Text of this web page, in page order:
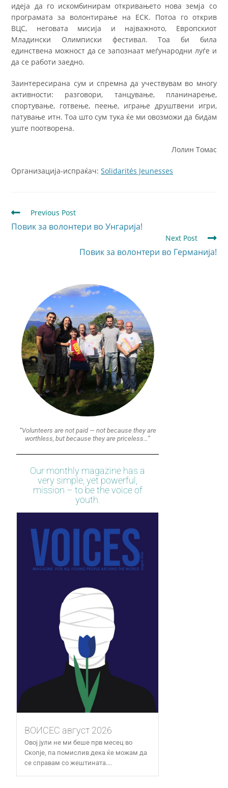
идеја да го искомбинирам откривањето нова земја со
програмата за волонтирање на ЕСК. Потоа го открив
ВЦС, неговата мисија и најважното, Европскиот
Младински Олимписки фестивал. Тоа би била
единствена можност да се запознаат меѓународни луѓе и
да се работи заедно.
Заинтересирана сум и спремна да учествувам во многу
активности: разговори, танцување, планинарење,
спортување, готвење, пеење, играње друштвени игри,
патување итн. Тоа што сум тука ќе ми овозможи да бидам
уште поотворена.
Лолин Томас
Организација-испраќач:Solidarités Jeunesses
Previous Post
Повик за волонтери во Унгарија!
Next Post
Повик за волонтери во Германија!
“Volunteers are not paid — not because they are
worthless, but because they are priceless…”
Our monthly magazine has a
very simple, yet powerful,
mission – to be the voice of
youth.
ВОИСЕС август 2026
Овој јули не ми беше прв месец во
Скопје, па помислив дека ќе можам да
се справам со жештината....